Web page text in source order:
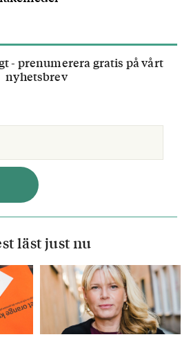
- prenumerera gratis på vårt
nyhetsbrev
läst just nu